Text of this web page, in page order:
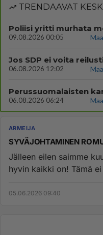
TRENDAAVAT
Poliisi yritti murhata
09.08.2026 00:05
06.08.2026 12:02
06.08.2026 06:24
ARMEIJA
SYVÄJOHTAMINEN
Jälleen eilen saimme
hyvin kaikki on! Tämä ei
05.06.2026 09:40